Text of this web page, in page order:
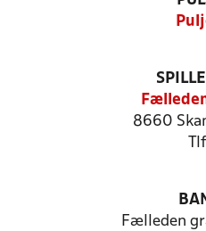
8660
Fælleden